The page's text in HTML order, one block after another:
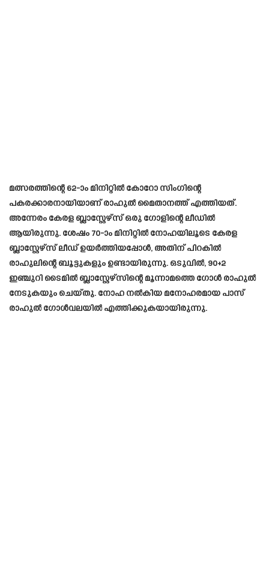
മത്സരത്തിന്റെ 62-ാം മിനിറ്റിൽ കോറോ സിംഗിന്റെ
പകരക്കാരനായിയാണ് രാഹുൽ മൈതാനത്ത് എത്തിയത്.
അന്നേരം കേരള ബ്ലാസ്റ്റേഴ്സ് ഒരു ഗോളിന്റെ ലീഡിൽ
ആയിരുന്നു. ശേഷം 70-ാം മിനിറ്റിൽ നോഹയിലൂടെ കേരള
ബ്ലാസ്റ്റേഴ്സ് ലീഡ് ഉയർത്തിയപ്പോൾ, അതിന് പിറകിൽ
രാഹുലിന്റെ ബൂട്ടുകളും ഉണ്ടായിരുന്നു. ഒടുവിൽ, 90+2
ഇഞ്ചുറി ടൈമിൽ ബ്ലാസ്റ്റേഴ്സിന്റെ മൂന്നാമത്തെ ഗോൾ രാഹുൽ
നേടുകയും ചെയ്തു. നോഹ നൽകിയ മനോഹരമായ പാസ്
രാഹുൽ ഗോൾവലയിൽ എത്തിക്കുകയായിരുന്നു.